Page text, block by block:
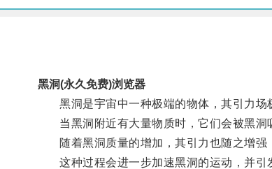
黑洞(永久免费)浏览器
黑洞是宇宙中一种极端的物体，其引力场
当黑洞附近有大量物质时，它们会被黑洞
随着黑洞质量的增加，其引力也随之增强
这种过程会进一步加速黑洞的运动，并引